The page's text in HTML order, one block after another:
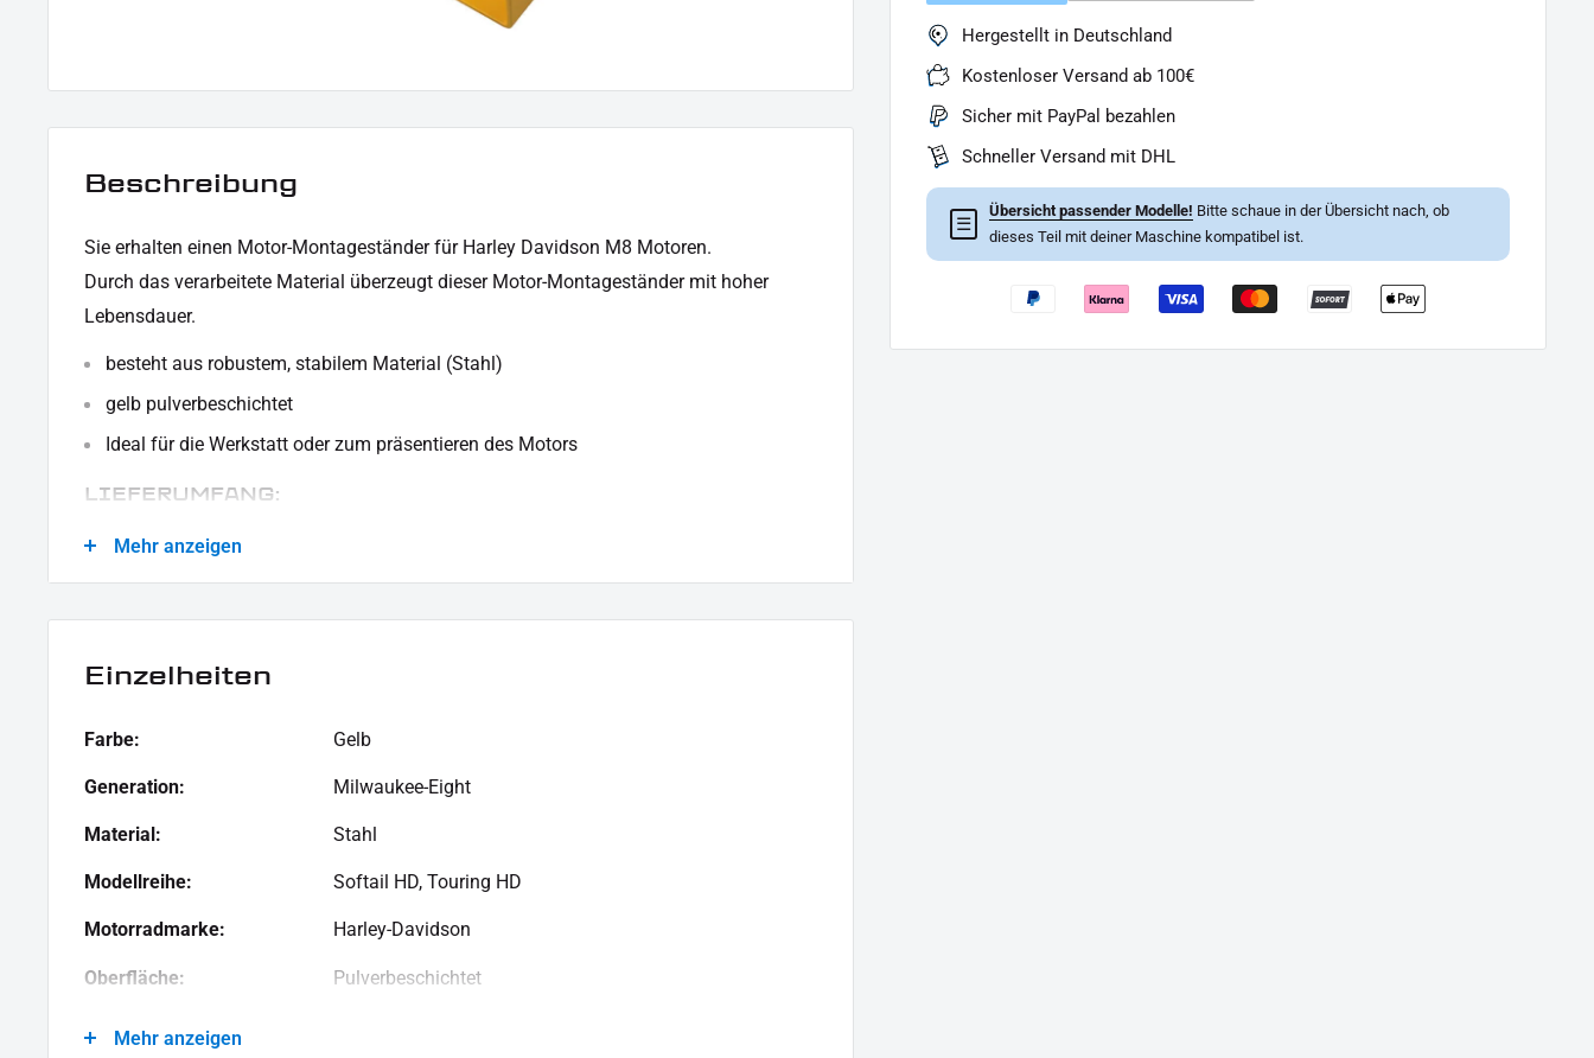
Hergestellt in Deutschland
Kostenloser Versand ab 100€
Sicher mit PayPal bezahlen
Schneller Versand mit DHL
☰
Übersicht passender Modelle! Bitte schaue in der Übersicht nach, ob
dieses Teil mit deiner Maschine kompatibel ist.
Beschreibung
Sie erhalten einen Motor-Montageständer für Harley Davidson M8 Motoren.
Durch das verarbeitete Material überzeugt dieser Motor-Montageständer mit hoher
Lebensdauer.
besteht aus robustem, stabilem Material (Stahl)
gelb pulverbeschichtet
Ideal für die Werkstatt oder zum präsentieren des Motors
LIEFERUMFANG:
Mehr anzeigen
Einzelheiten
Farbe: Gelb
Generation: Milwaukee-Eight
Material: Stahl
Modellreihe: Softail HD, Touring HD
Motorradmarke: Harley-Davidson
Oberfläche: Pulverbeschichtet
Produkttyp:
Mehr anzeigen